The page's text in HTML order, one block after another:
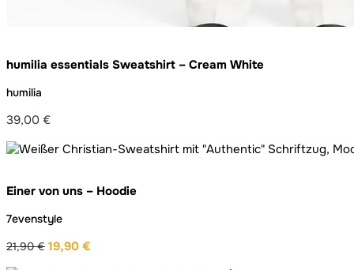
humilia essentials Sweatshirt – Cream White
humilia
39,00 €
Einer von uns – Hoodie
7evenstyle
21,90€ 19,90 €